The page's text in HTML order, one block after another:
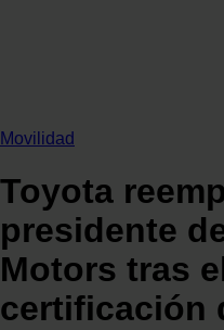
Movilidad
Toyota
presidente
Motors tras
certificación